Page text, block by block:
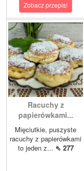
Zobacz przepis!
Racuchy z
papierówkami...
Mięciutkie, puszyste
racuchy z papierówkami
to jeden z... ⇖ 277